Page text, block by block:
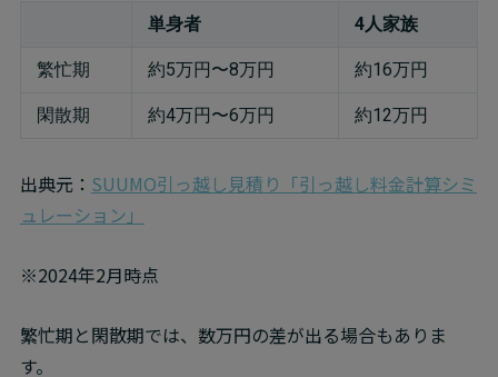
単身者 4人家族
繁忙期 約5万円〜8万円 約16万円
閑散期 約4万円〜6万円 約12万円
出典元： SUUMO引っ越し見積り「引っ越し料金計算シミ
ュレーション」
※2024年2月時点
繁忙期と閑散期では、数万円の差が出る場合もありま
す。